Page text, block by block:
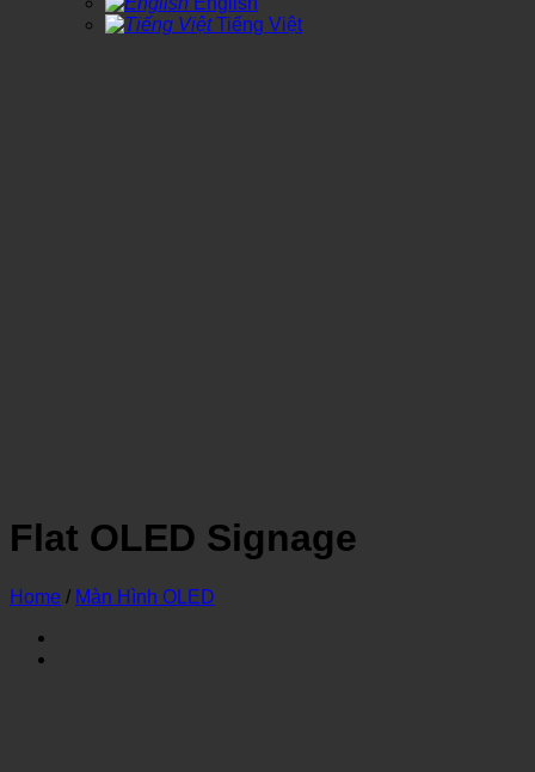
Tiếng Việt
Flat OLED Signage
Home / Màn Hình OLED